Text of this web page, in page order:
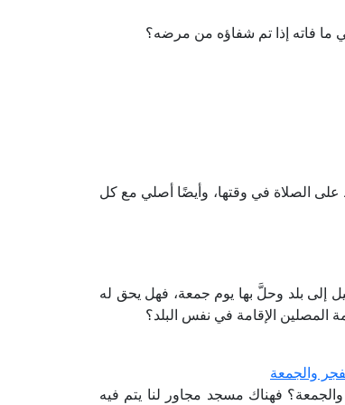
ما فاته إذا تم شفاؤه من مرضه؟
الصلاة في وقتها، وأيضًا أصلي مع كل
إلى بلد وحلَّ بها يوم جمعة، فهل يحق له
المصلين الإقامة في نفس البلد؟
والجمعة
فهناك مسجد مجاور لنا يتم فيه